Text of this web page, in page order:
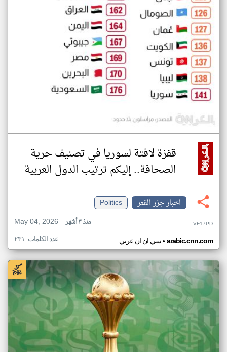
قفزة لافتة لسوريا في تصنيف حرية
الصحافة.. إليكم ترتيب الدول العربية
اخبار جزر القمر
Politics
May 04, 2026
منذ ٣ أشهر VF17PD
سي ان ان عربي• arabic.cnn.com عدد الكلمات: ٢٣١